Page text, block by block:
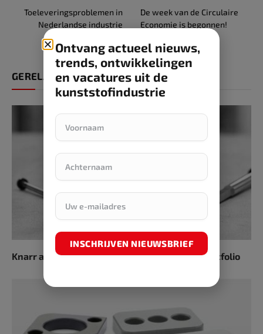
Toeleveringsproblemen in
Nederlandse industrie
De week van de Circulaire
Economie is begonnen!
GERELATEERDE ARTIKELEN
Knarr aanwezig op KUTENO met uitgebreid portfolio
Ontvang actueel nieuws,
trends, ontwikkelingen
en vacatures uit de
kunststofindustrie
INSCHRIJVEN NIEUWSBRIEF